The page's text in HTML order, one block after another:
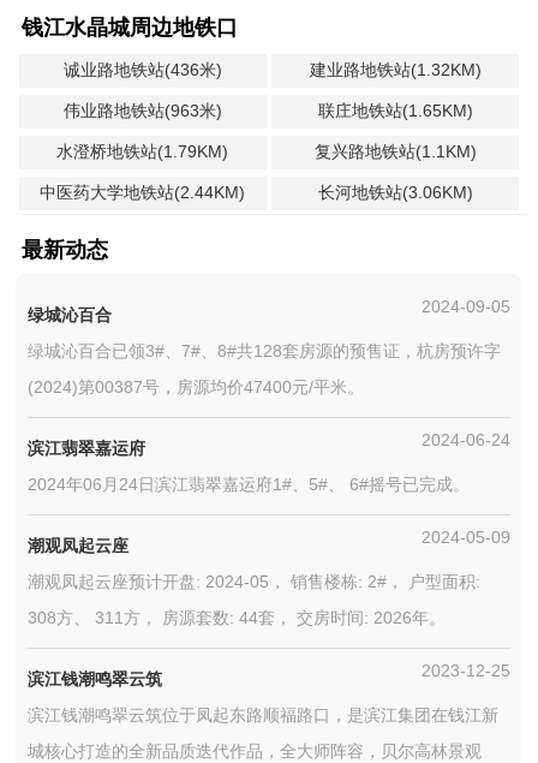
钱江水晶城周边地铁口
诚业路地铁站(436米) 建业路地铁站(1.32KM)
伟业路地铁站(963米) 联庄地铁站(1.65KM)
水澄桥地铁站(1.79KM) 复兴路地铁站(1.1KM)
中医药大学地铁站(2.44KM) 长河地铁站(3.06KM)
最新动态
绿城沁百合 2024-09-05
绿城沁百合已领3#、7#、8#共128套房源的预售证，杭房预许字
(2024)第00387号，房源均价47400元/平米。
滨江翡翠嘉运府 2024-06-24
2024年06月24日滨江翡翠嘉运府1#、5#、 6#摇号已完成。
潮观凤起云座 2024-05-09
潮观凤起云座预计开盘: 2024-05， 销售楼栋: 2#， 户型面积:
308方、 311方， 房源套数: 44套， 交房时间: 2026年。
滨江钱潮鸣翠云筑 2023-12-25
滨江钱潮鸣翠云筑位于凤起东路顺福路口，是滨江集团在钱江新
城核心打造的全新品质迭代作品，全大师阵容，贝尔高林景观